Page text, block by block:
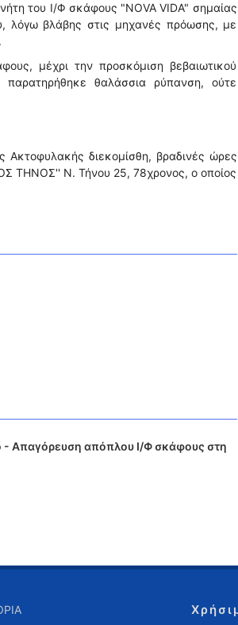
του Ι/Φ σκάφους "NOVA VIDA" σημαίας
λόγω βλάβης στις μηχανές πρόωσης, με
μέχρι την προσκόμιση βεβαιωτικού
θαλάσσια ρύπανση, ούτε
Ακτοφυλακής διεκομίσθη, βραδινές ώρες
ΤΗΝΟΣ'' Ν. Τήνου 25, 78χρονος, ο οποίος
- Απαγόρευση απόπλου Ι/Φ σκάφους στη